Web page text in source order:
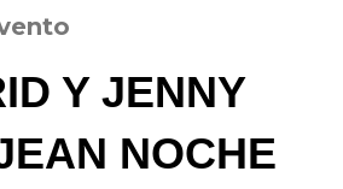
Y JENNY
NOCHE